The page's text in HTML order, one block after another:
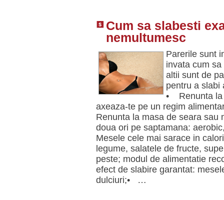
Cum sa slabesti
nemultumesc
Parerile sunt
invata cum
altii sunt de
pentru a slabi
• Renunta la
axeaza-te pe un regim
Renunta la masa de seara
doua ori pe saptamana:
Mesele cele mai sarace in
legume, salatele de fructe,
peste; modul de alimentatie
efect de slabire garantat:
dulciuri;• …